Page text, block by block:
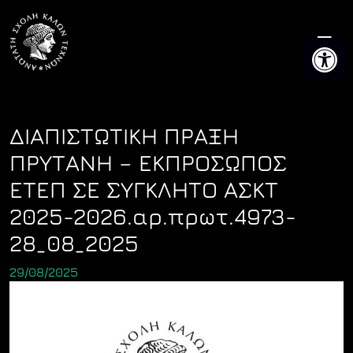
content
ΔΙΑΠΙΣΤΩΤΙΚΗ ΠΡΑΞΗ
ΠΡΥΤΑΝΗ – ΕΚΠΡΟΣΩΠΟΣ
ΕΤΕΠ ΣΕ ΣΥΓΚΛΗΤΟ ΑΣΚΤ
2025-2026.αρ.πρωτ.4973-
28_08_2025
29/08/2025